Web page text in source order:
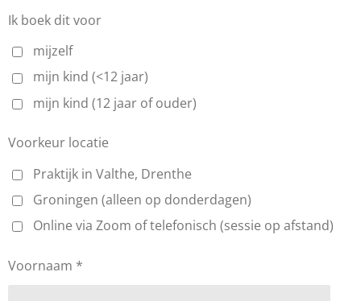
Ik boek dit voor
mijzelf
mijn kind (<12 jaar)
mijn kind (12 jaar of ouder)
Voorkeur locatie
Praktijk in Valthe, Drenthe
Groningen (alleen op donderdagen)
Online via Zoom of telefonisch (sessie op afstand)
Voornaam *